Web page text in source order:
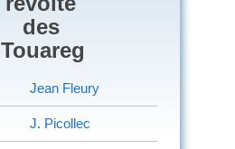
des
Touareg
Jean Fleury
J. Picollec